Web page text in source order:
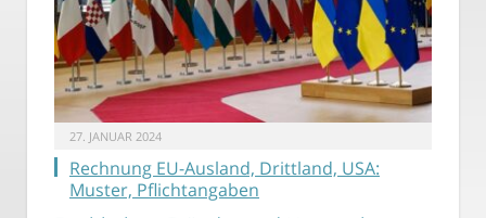
27. JANUAR 2024
Rechnung EU-Ausland, Drittland, USA:
Muster, Pflichtangaben